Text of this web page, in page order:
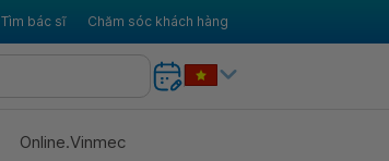
Tìm bác sĩ Chăm sóc khách hàng
Online.Vinmec